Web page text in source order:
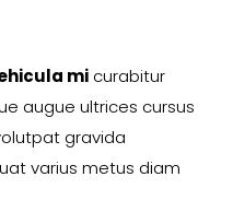
mi curabitur
augue ultrices cursus
gravida
varius metus diam